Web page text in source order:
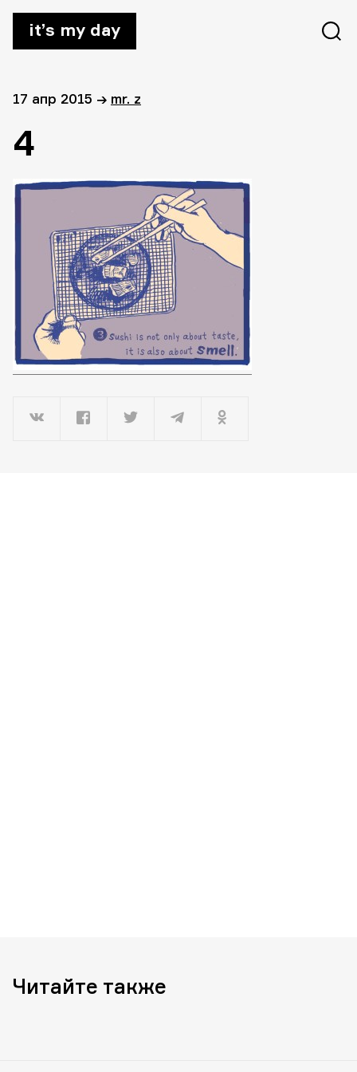
it’s my day
17 апр 2015 → mr. z
4
Читайте также